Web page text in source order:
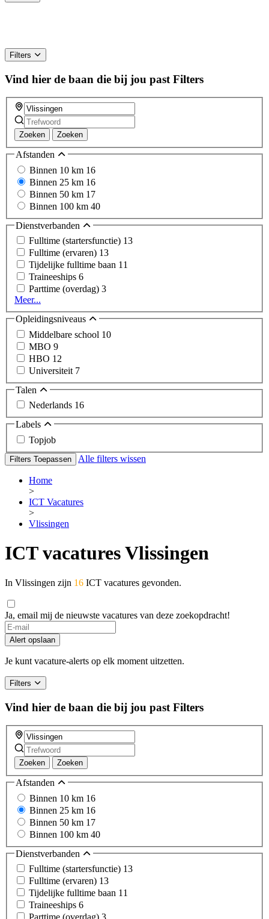
Filters
Vind hier de baan die bij jou past Filters
Zoeken Zoeken
Afstanden
Binnen 10 km 16
Binnen 25 km 16
Binnen 50 km 17
Binnen 100 km 40
Dienstverbanden
Fulltime (startersfunctie) 13
Fulltime (ervaren) 13
Tijdelijke fulltime baan 11
Traineeships 6
Parttime (overdag) 3
Meer...
Opleidingsniveaus
Middelbare school 10
MBO 9
HBO 12
Universiteit 7
Talen
Nederlands 16
Labels
Topjob
Filters Toepassen Alle filters wissen
Home
>
ICT Vacatures
>
Vlissingen
ICT vacatures Vlissingen
In Vlissingen zijn 16 ICT vacatures gevonden.
Ja, email mij de nieuwste vacatures van deze zoekopdracht!
If
you
are
a
ignore
this
field
Alert opslaan
Je kunt vacature-alerts op elk moment uitzetten.
Filters
Vind hier de baan die bij jou past Filters
Zoeken Zoeken
Afstanden
Binnen 10 km 16
Binnen 25 km 16
Binnen 50 km 17
Binnen 100 km 40
Dienstverbanden
Fulltime (startersfunctie) 13
Fulltime (ervaren) 13
Tijdelijke fulltime baan 11
Traineeships 6
Parttime (overdag) 3